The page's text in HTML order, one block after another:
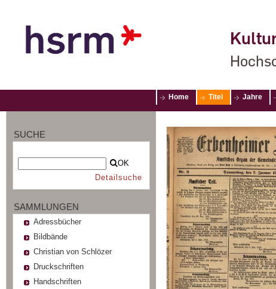
Home Titel Jahre
SUCHE
OK
Detailsuche
SAMMLUNGEN
Adressbücher
Bildbände
Christian von Schlözer
Druckschriften
Handschriften